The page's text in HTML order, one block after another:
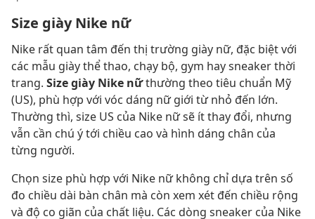
Size giày Nike nữ
Nike rất quan tâm đến thị trường giày nữ, đặc biệt với
các mẫu giày thể thao, chạy bộ, gym hay sneaker thời
trang. Size giày Nike nữthường theo tiêu chuẩn Mỹ
(US), phù hợp với vóc dáng nữ giới từ nhỏ đến lớn.
Thường thì, size US của Nike nữ sẽ ít thay đổi, nhưng
vẫn cần chú ý tới chiều cao và hình dáng chân của
từng người.
Chọn size phù hợp với Nike nữ không chỉ dựa trên số
đo chiều dài bàn chân mà còn xem xét đến chiều rộng
và độ co giãn của chất liệu. Các dòng sneaker của Nike